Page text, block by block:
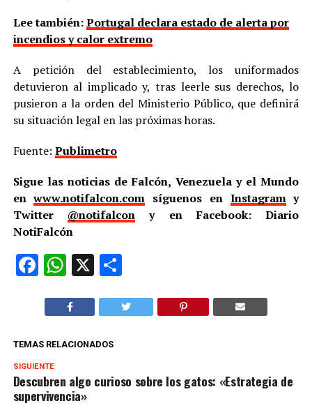
Lee también:Portugal declara estado de alerta por
incendios y calor extremo
A petición del establecimiento, los uniformados
detuvieron al implicado y, tras leerle sus derechos, lo
pusieron a la orden del Ministerio Público, que definirá
su situación legal en las próximas horas.
Fuente: Publimetro
Sigue las noticias de Falcón, Venezuela y el Mundo
enwww.notifalcon.com síguenos en Instagramy
Twitter @notifalcon y en Facebook: Diario
NotiFalcón
Facebook
WhatsApp
X Compartir
TEMAS RELACIONADOS
SIGUIENTE
Descubren algo curioso sobre los gatos: «Estrategia de
supervivencia»